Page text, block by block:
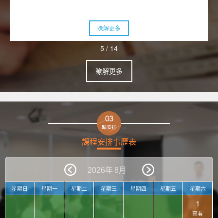
瞭解更多
5 / 14
瞭解更多
課程安排事歷表
星期日 星期一 星期二 星期三 星期四 星期五 星期六
1
查看